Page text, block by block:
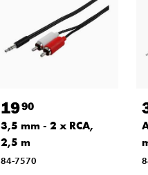
1990
3,5 mm - 2 x RCA,
2,5 m
84-7570